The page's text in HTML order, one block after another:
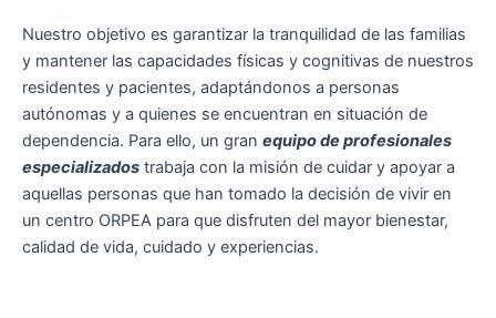
Nuestro objetivo es garantizar la tranquilidad de las familias
y mantener las capacidades físicas y cognitivas de nuestros
residentes y pacientes, adaptándonos a personas
autónomas y a quienes se encuentran en situación de
dependencia. Para ello, un gran equipo de profesionales
especializados trabaja con la misión de cuidar y apoyar a
aquellas personas que han tomado la decisión de vivir en
un centro ORPEA para que disfruten del mayor bienestar,
calidad de vida, cuidado y experiencias.